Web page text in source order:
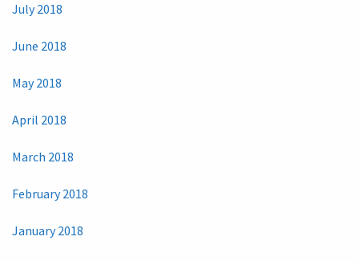
July 2018
June 2018
May 2018
April 2018
March 2018
February 2018
January 2018